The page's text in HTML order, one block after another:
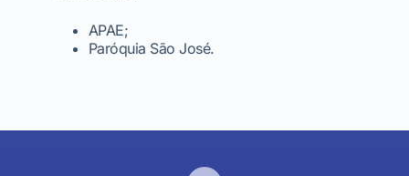
APAE;
Paróquia São José.